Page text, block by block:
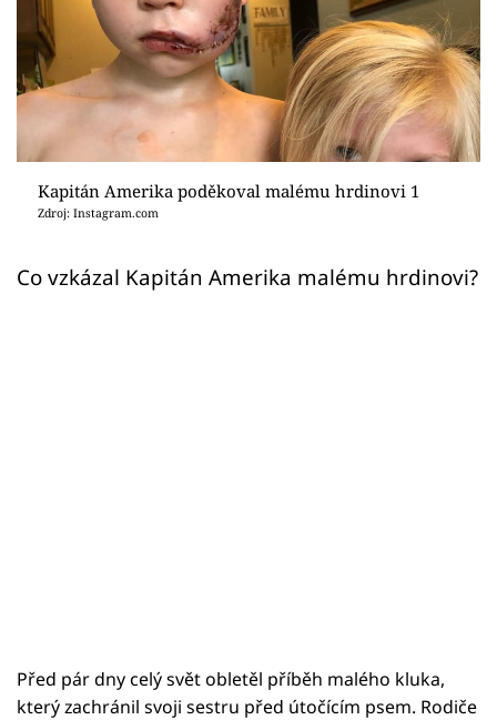
Videa
Sledujte prima+
Přihlášení
Kapitán Amerika poděkoval malému hrdinovi 1
Zdroj: Instagram.com
Co vzkázal Kapitán Amerika malému hrdinovi?
Před pár dny celý svět obletěl příběh malého kluka,
který zachránil svoji sestru před útočícím psem. Rodiče